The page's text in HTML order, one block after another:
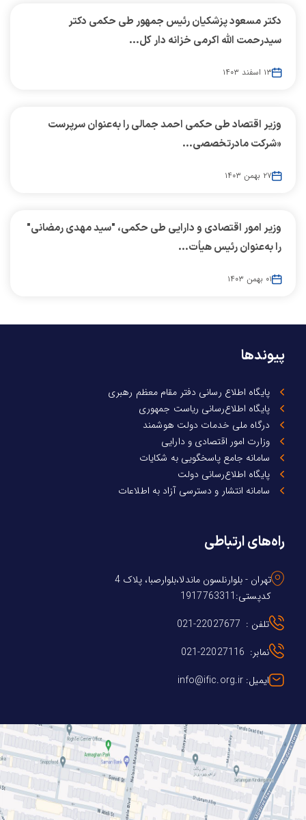
دکتر مسعود پزشکیان رئیس جمهور طی حکمی دکتر
سیدرحمت الله اکرمی خزانه دار کل...
۱۳ اسفند ۱۴۰۳
وزیر اقتصاد طی حکمی احمد جمالی را به‌عنوان سرپرست
«شرکت مادرتخصصی...
۲۷ بهمن ۱۴۰۳
وزیر امور اقتصادی و دارایی طی حکمی، "سید مهدی رمضانی"
را به‌عنوان رئیس هیأت...
۰۱ بهمن ۱۴۰۳
پیوندها
پایگاه اطلاع رسانی دفتر مقام معظم رهبری
پایگاه اطلاع‌رسانی ریاست جمهوری
درگاه ملی خدمات دولت هوشمند
وزارت امور اقتصادی و دارایی
سامانه جامع پاسخگویی به شکایات
پایگاه اطلاع‌رسانی دولت
سامانه انتشار و دسترسی آزاد به اطلاعات
راه‌های ارتباطی
تهران - بلوارنلسون ماندلا،بلوارصبا، پلاک 4
کدپستی:1917763311
تلفن : 22027677-021
نمابر: 22027116-021
ایمیل: info@ific.org.ir